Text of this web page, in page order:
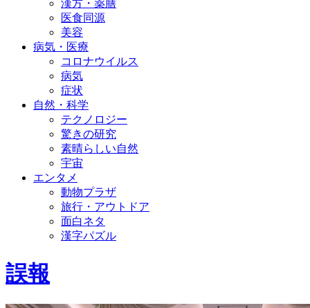
漢方・薬膳
医食同源
美容
病気・医療
コロナウイルス
病気
症状
自然・科学
テクノロジー
驚きの研究
素晴らしい自然
宇宙
エンタメ
動物プラザ
旅行・アウトドア
面白ネタ
漢字パズル
誤報